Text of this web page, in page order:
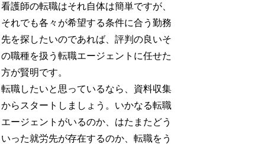
看護師の転職はそれ自体は簡単ですが、
それでも各々が希望する条件に合う勤務
先を探したいのであれば、評判の良いそ
の職種を扱う転職エージェントに任せた
方が賢明です。
転職したいと思っているなら、資料収集
からスタートしましょう。いかなる転職
エージェントがいるのか、はたまたどう
いった就労先が存在するのか、転職をう